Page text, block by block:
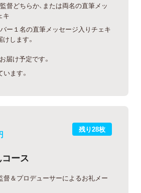
督どちらか、または両名の直筆メッ
キ
ー１名の直筆メッセージ入りチェキ
します。
届け予定です。
ます。
残り28枚
ース
督＆プロデューサーによるお礼メー